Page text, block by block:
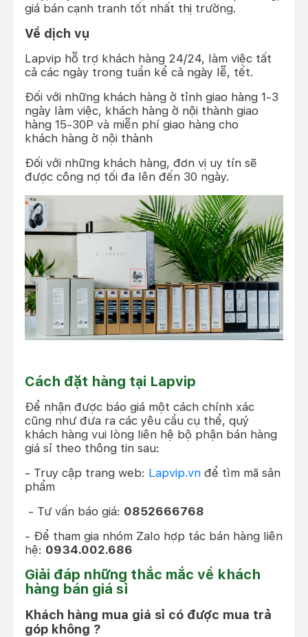
giá bán cạnh tranh tốt nhất thị trường.
Về dịch vụ
Lapvip hỗ trợ khách hàng 24/24, làm việc tất
cả các ngày trong tuần kể cả ngày lễ, tết.
Đối với những khách hàng ở tỉnh giao hàng 1-3
ngày làm việc, khách hàng ở nội thành giao
hàng 15-30P và miễn phí giao hàng cho
khách hàng ở nội thành
Đối với những khách hàng, đơn vị uy tín sẽ
được công nợ tối đa lên đến 30 ngày.
Cách đặt hàng tại Lapvip
Để nhận được báo giá một cách chính xác
cũng như đưa ra các yêu cầu cụ thể, quý
khách hàng vui lòng liên hệ bộ phận bán hàng
giá sỉ theo thông tin sau:
- Truy cập trang web: Lapvip.vn để tìm mã sản
phẩm
- Tư vấn báo giá: 0852666768
- Để tham gia nhóm Zalo hợp tác bán hàng liên
hệ: 0934.002.686
Giải đáp những thắc mắc về khách
hàng bán giá sỉ
Khách hàng mua giá sỉ có được mua trả
góp không ?